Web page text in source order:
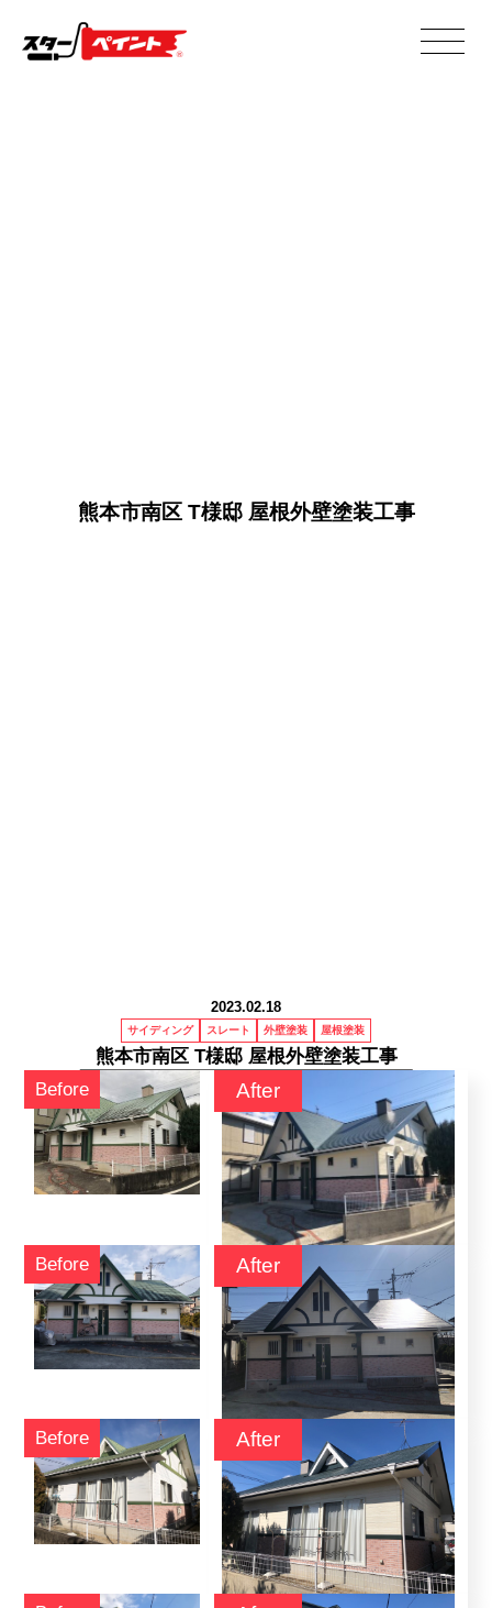
お客様のお声
料金
施工実績
6つの理由
熊本市南区 T様邸 屋根外壁塗装工事
2023.02.18
サイディング スレート 外壁塗装 屋根塗装
熊本市南区 T様邸 屋根外壁塗装工事